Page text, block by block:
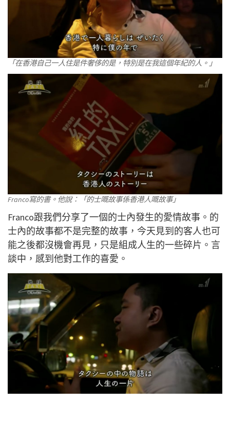
「在香港自己一人住是件奢侈的是，特別是在我這個年紀的人。」
Franco寫的書。他說：「的士嘅故事係香港人嘅故事」
Franco跟我們分享了一個的士內發生的愛情故事。的
士內的故事都不是完整的故事，今天見到的客人也可
能之後都沒機會再見，只是組成人生的一些碎片。言
談中，感到他對工作的喜愛。